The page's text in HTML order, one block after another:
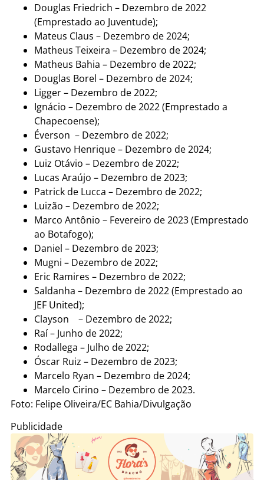
Douglas Friedrich – Dezembro de 2022
(Emprestado ao Juventude);
Mateus Claus – Dezembro de 2024;
Matheus Teixeira – Dezembro de 2024;
Matheus Bahia – Dezembro de 2022;
Douglas Borel – Dezembro de 2024;
Ligger – Dezembro de 2022;
Ignácio – Dezembro de 2022 (Emprestado a
Chapecoense);
Éverson – Dezembro de 2022;
Gustavo Henrique – Dezembro de 2024;
Luiz Otávio – Dezembro de 2022;
Lucas Araújo – Dezembro de 2023;
Patrick de Lucca – Dezembro de 2022;
Luizão – Dezembro de 2022;
Marco Antônio – Fevereiro de 2023 (Emprestado
ao Botafogo);
Daniel – Dezembro de 2023;
Mugni – Dezembro de 2022;
Eric Ramires – Dezembro de 2022;
Saldanha – Dezembro de 2022 (Emprestado ao
JEF United);
Clayson – Dezembro de 2022;
Raí – Junho de 2022;
Rodallega – Julho de 2022;
Óscar Ruiz – Dezembro de 2023;
Marcelo Ryan – Dezembro de 2024;
Marcelo Cirino – Dezembro de 2023.
Foto: Felipe Oliveira/EC Bahia/Divulgação
Publicidade